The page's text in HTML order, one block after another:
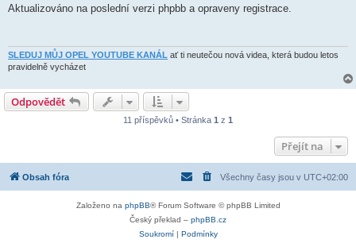
í
e
Aktualizováno na poslední verzi phpbb a opraveny registrace.
SLEDUJ MŮJ OPEL YOUTUBE KANÁL ať ti neutečou nová videa, která budou letos
pravidelně vycházet
Odpovědět
11 příspěvků • Stránka 1 z 1
Přejít na
Obsah fóra Všechny časy jsou v UTC+02:00
Založeno na phpBB® Forum Software © phpBB Limited
Český překlad – phpBB.cz
Soukromí| Podmínky